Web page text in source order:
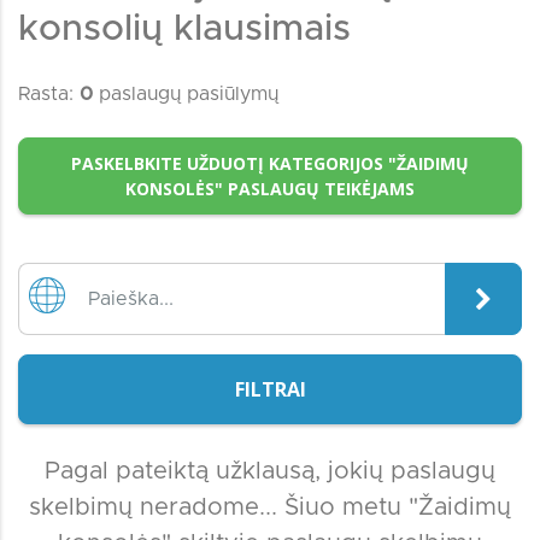
konsolių klausimais
Rasta: 0 paslaugų pasiūlymų
PASKELBKITE UŽDUOTĮ KATEGORIJOS "ŽAIDIMŲ
KONSOLĖS" PASLAUGŲ TEIKĖJAMS
FILTRAI
Pagal pateiktą užklausą, jokių paslaugų
skelbimų neradome... Šiuo metu "Žaidimų